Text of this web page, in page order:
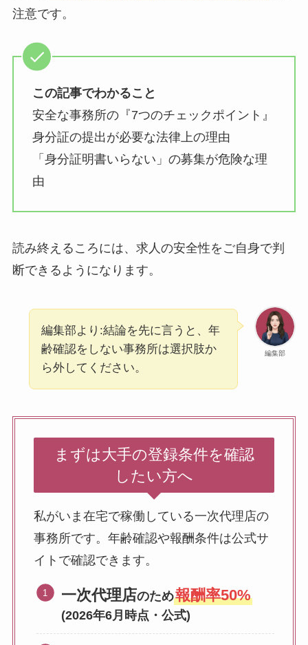
注意です。
この記事でわかること
安全な事務所の『7つのチェックポイント』
身分証の提出が必要な法律上の理由
「身分証明書いらない」の募集が危険な理
由
読み終えるころには、求人の安全性をご自身で判
断できるようになります。
編集部
編集部より:結論を先に言うと、年
齢確認をしない事務所は選択肢か
ら外してください。
まずは大手の登録条件を確認
したい方へ
私がいま在宅で稼働している一次代理店の
事務所です。年齢確認や報酬条件は公式サ
イトで確認できます。
一次代理店のため報酬率50%
(2026年6月時点・公式)